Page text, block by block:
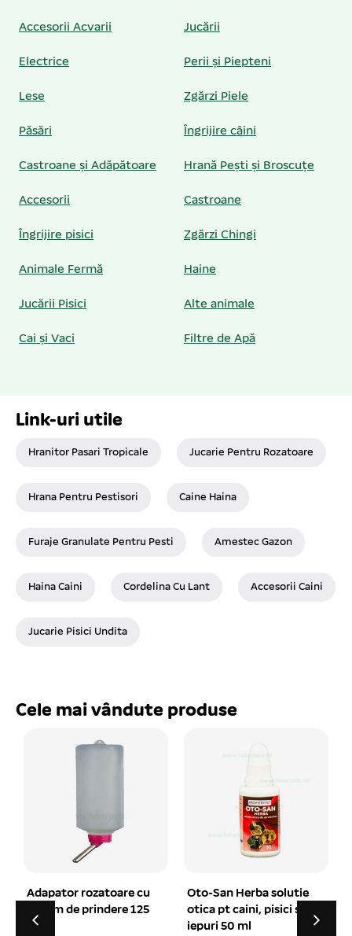
Accesorii Acvarii Jucării
Electrice Perii și Piepteni
Lese Zgărzi Piele
Păsări Îngrijire câini
Castroane și Adăpătoare Hrană Pești și Broscuțe
Accesorii Castroane
Îngrijire pisici Zgărzi Chingi
Animale Fermă Haine
Jucării Pisici Alte animale
Cai și Vaci Filtre de Apă
Link-uri utile
Hranitor Pasari Tropicale Jucarie Pentru Rozatoare
Hrana Pentru Pestisori Caine Haina
Furaje Granulate Pentru Pesti Amestec Gazon
Haina Caini Cordelina Cu Lant Accesorii Caini
Jucarie Pisici Undita
Cele mai vândute produse
Oto-San Herba solutie
otica pt caini, pisici si
Castron plastic cu
hranitor 0.45 l +
adapator automat